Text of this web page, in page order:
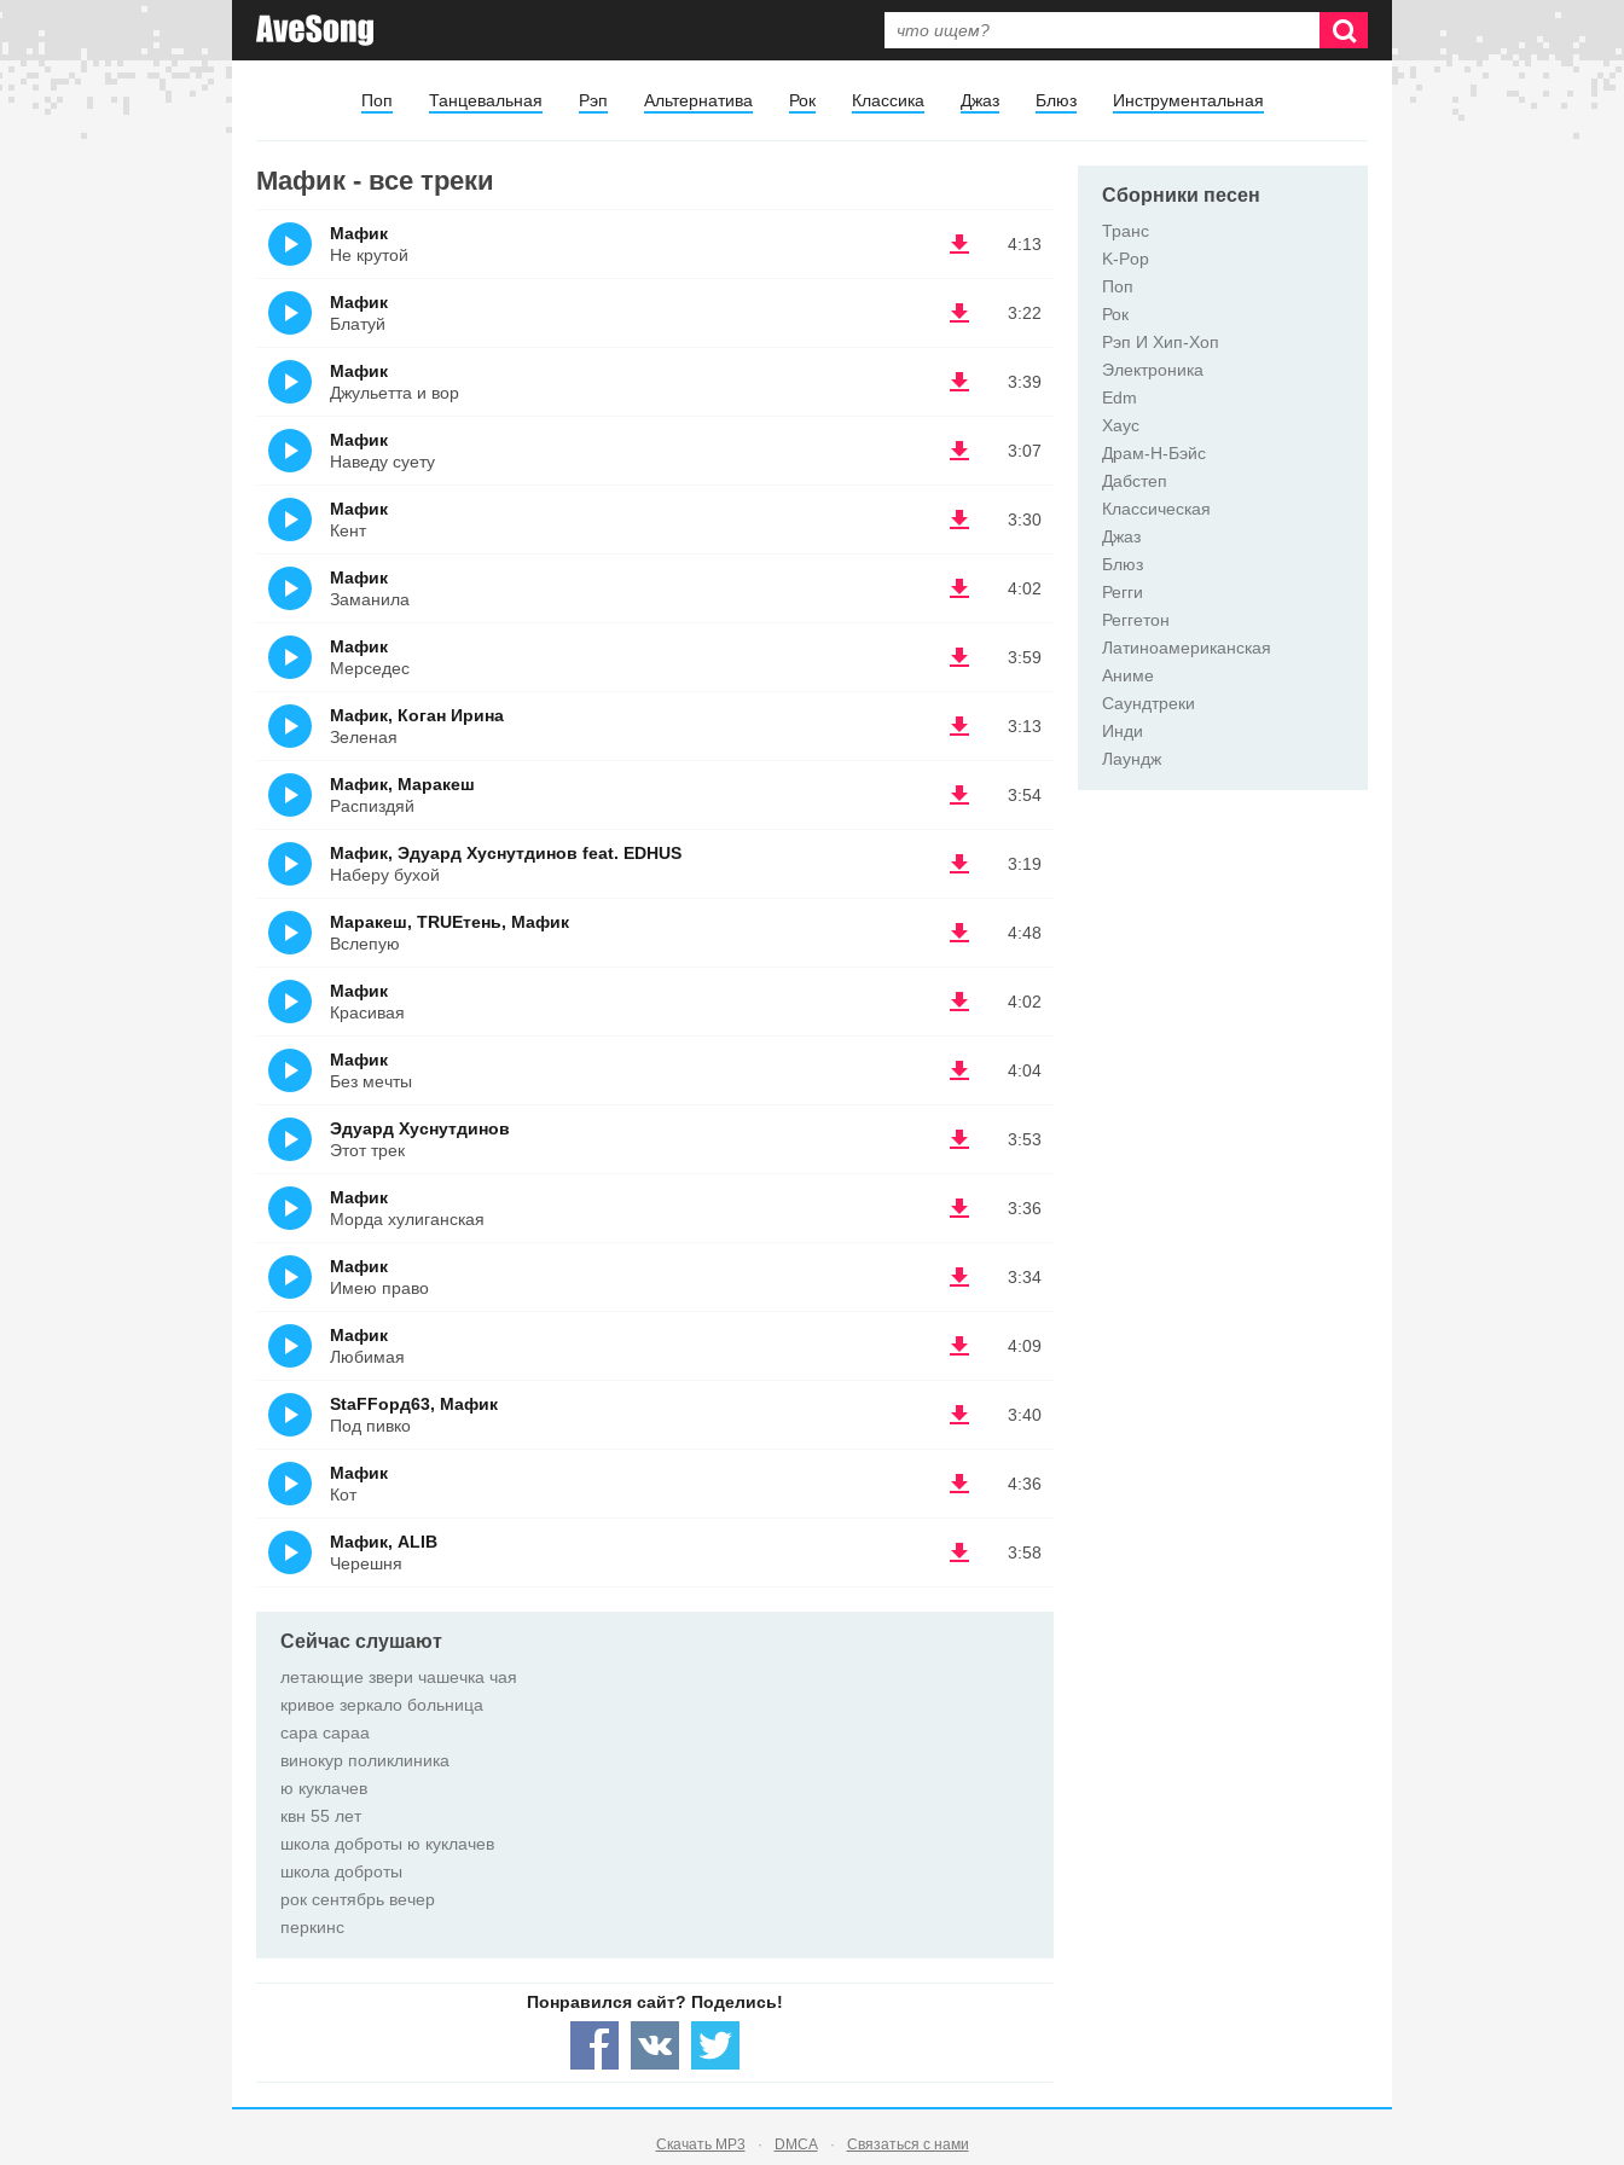
Поп Танцевальная Рэп Альтернатива Рок Классика Джаз Блюз Инструментальная
Мафик - все треки
4:13
Мафик
Не крутой
3:22
Мафик
Блатуй
3:39
Мафик
Джульетта и вор
3:07
Мафик
Наведу суету
3:30
Мафик
Кент
4:02
Мафик
Заманила
3:59
Мафик
Мерседес
3:13
Мафик, Коган Ирина
Зеленая
3:54
Мафик, Маракеш
Распиздяй
3:19
Мафик, Эдуард Хуснутдинов feat. EDHUS
Наберу бухой
4:48
Маракеш, TRUEтень, Мафик
Вслепую
4:02
Мафик
Красивая
4:04
Мафик
Без мечты
3:53
Эдуард Хуснутдинов
Этот трек
3:36
Мафик
Морда хулиганская
3:34
Мафик
Имею право
4:09
Мафик
Любимая
3:40
StaFFорд63, Мафик
Под пивко
4:36
Мафик
Кот
3:58
Мафик, ALIB
Черешня
Сейчас слушают
летающие звери чашечка чая
кривое зеркало больница
сара сараа
винокур поликлиника
ю куклачев
квн 55 лет
школа доброты ю куклачев
школа доброты
рок сентябрь вечер
перкинс
Сборники песен
Транс
K-Pop
Поп
Рок
Рэп И Хип-Хоп
Электроника
Edm
Хаус
Драм-Н-Бэйс
Дабстеп
Классическая
Джаз
Блюз
Регги
Реггетон
Латиноамериканская
Аниме
Саундтреки
Инди
Лаундж
Скачать MP3 DMCA
Связаться с нами